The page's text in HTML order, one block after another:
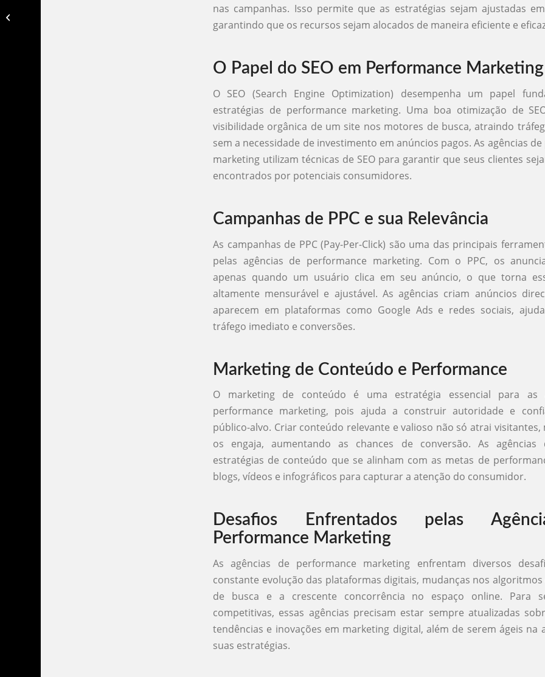
nas campanhas. Isso permite que as estratégias sejam ajustadas
garantindo que os recursos sejam alocados de maneira eficiente e
O Papel do SEO em Performance Marketing
O SEO (Search Engine Optimization) desempenha um papel
estratégias de performance marketing. Uma boa otimização de
visibilidade orgânica de um site nos motores de busca, atraindo
sem a necessidade de investimento em anúncios pagos. As agências
marketing utilizam técnicas de SEO para garantir que seus clientes
encontrados por potenciais consumidores.
Campanhas de PPC e sua Relevância
As campanhas de PPC (Pay-Per-Click) são uma das principais
pelas agências de performance marketing. Com o PPC, os
apenas quando um usuário clica em seu anúncio, o que torna
altamente mensurável e ajustável. As agências criam anúncios
aparecem em plataformas como Google Ads e redes sociais,
tráfego imediato e conversões.
Marketing de Conteúdo e Performance
O marketing de conteúdo é uma estratégia essencial para as
performance marketing, pois ajuda a construir autoridade e
público-alvo. Criar conteúdo relevante e valioso não só atrai visitantes,
os engaja, aumentando as chances de conversão. As agências
estratégias de conteúdo que se alinham com as metas de
blogs, vídeos e infográficos para capturar a atenção do consumidor.
Desafios Enfrentados pelas
Performance Marketing
As agências de performance marketing enfrentam diversos
constante evolução das plataformas digitais, mudanças nos
de busca e a crescente concorrência no espaço online. Para
competitivas, essas agências precisam estar sempre atualizadas
tendências e inovações em marketing digital, além de serem ágeis na
suas estratégias.